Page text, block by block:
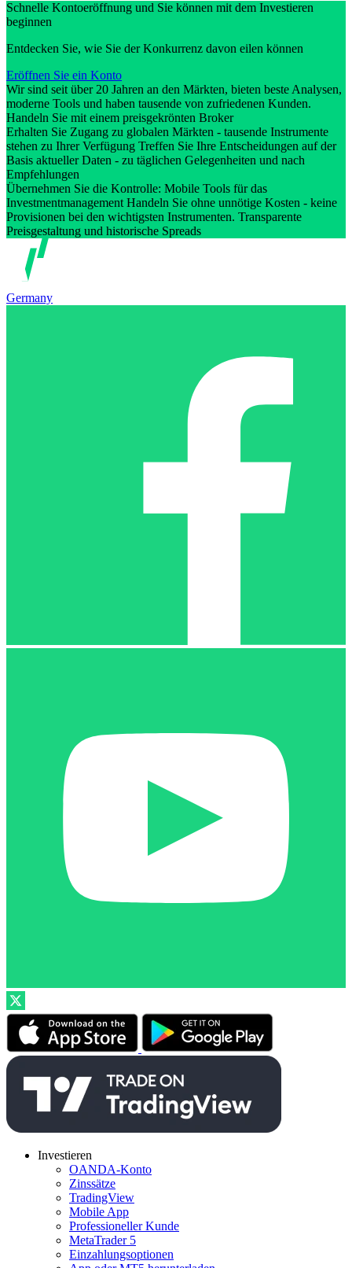
Schnelle Kontoeröffnung und Sie können mit dem Investieren
beginnen
Entdecken Sie, wie Sie der Konkurrenz davon eilen können
Eröffnen Sie ein Konto
Wir sind seit über 20 Jahren an den Märkten, bieten beste Analysen,
moderne Tools und haben tausende von zufriedenen Kunden.
Handeln Sie mit einem preisgekrönten Broker
Erhalten Sie Zugang zu globalen Märkten - tausende Instrumente
stehen zu Ihrer Verfügung Treffen Sie Ihre Entscheidungen auf der
Basis aktueller Daten - zu täglichen Gelegenheiten und nach
Empfehlungen
Übernehmen Sie die Kontrolle: Mobile Tools für das
Investmentmanagement Handeln Sie ohne unnötige Kosten - keine
Provisionen bei den wichtigsten Instrumenten. Transparente
Preisgestaltung und historische Spreads
Germany
Investieren
OANDA-Konto
Zinssätze
TradingView
Mobile App
Professioneller Kunde
MetaTrader 5
Einzahlungsoptionen